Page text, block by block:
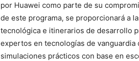
por Huawei como parte de su
de este programa, se proporcionará a
tecnológica e itinerarios de desarrollo
expertos en tecnologías de
simulaciones prácticos con base en